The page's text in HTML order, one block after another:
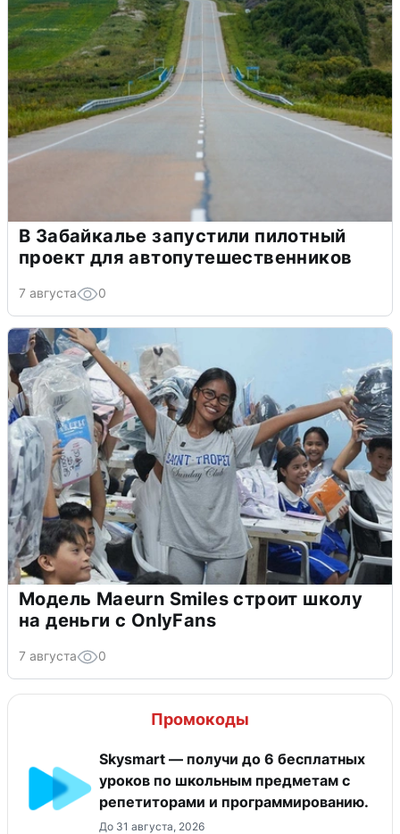
В Забайкалье запустили пилотный
проект для автопутешественников
7 августа 0
Модель Maeurn Smiles строит школу
на деньги с OnlyFans
7 августа 0
Промокоды
Skysmart — получи до 6 бесплатных
уроков по школьным предметам с
репетиторами и программированию.
До 31 августа, 2026